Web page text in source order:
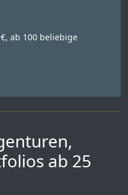
ab 100 beliebige
ab 25